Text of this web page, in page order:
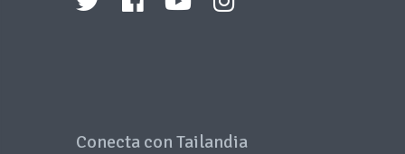
Conecta con Tailandia